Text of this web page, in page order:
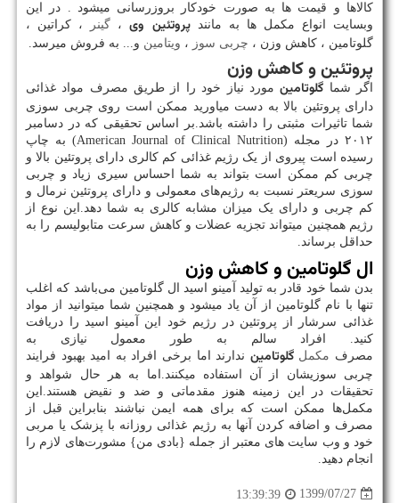
کالاها و قیمت ها به صورت خودکار بروزرسانی میشود . در این
وبسایت انواع مکمل ها به مانندپروتئین وی، گینر
، کراتین ،
گلوتامین ، کاهش وزن ، چربی سوز ، ویتامین و... به فروش میرسد.
پروتئین و کاهش وزن
اگر شما گلوتامینمورد نیاز خود را از طریق مصرف مواد غذائی
دارای پروتئین بالا به دست میاورید ممکن است روی چربی‌ سوزی
شما تاثیرات مثبتی را داشته باشد.بر اساس تحقیقی که در دسامبر
۲۰۱۲ در مجله (American Journal of Clinical Nutrition) به چاپ
رسیده است پیروی از یک رژیم غذائی کم کالری دارای پروتئین بالا و
چربی‌ کم ممکن است بتواند به شما احساس سیری زیاد و چربی‌
سوزی سریعتر نسبت به رژیم‌های معمولی‌ و دارای پروتئین نرمال و
کم چربی‌ و دارای یک میزان مشابه کالری به شما دهد.این نوع از
رژیم همچنین میتواند تجزیه عضلات و کاهش سرعت متابولیسم را به
حداقل برساند.
ال‌ گلوتامین و کاهش وزن
بدن شما خود قادر به تولید آمینو اسید ال‌ گلوتامین می‌باشد که اغلب
تنها با نام گلوتامین از آن یاد میشود و همچنین شما میتوانید از مواد
غذائی سرشار از پروتئین در رژیم خود این آمینو اسید را دریافت
کنید. افراد سالم به طور معمول نیازی به
مصرف مکمل گلوتامین ندارند اما برخی‌ افراد به امید بهبود فرایند
چربی‌ سوزیشان از آن استفاده میکنند.اما به هر حال شواهد و
تحقیقات در این زمینه هنوز مقدماتی و ضد و نقیض هستند.این
مکمل‌ها ممکن است که برای همه ایمن نباشند بنابراین قبل از
مصرف و اضافه کردن آنها به رژیم غذائی روزانه با پزشک یا مربی
خود و وب سایت های معتبر از جمله {بادی من} مشورت‌های لازم را
انجام دهید.
1399/07/27
13:39:39